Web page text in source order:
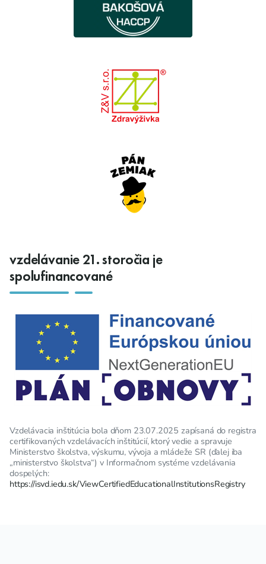
vzdelávanie 21. storočia je
spolufinancované
Vzdelávacia inštitúcia bola dňom 23.07.2025 zapísaná do registra
certifikovaných vzdelávacích inštitúcií, ktorý vedie a spravuje
Ministerstvo školstva, výskumu, vývoja a mládeže SR (ďalej iba
„ministerstvo školstva“) v Informačnom systéme vzdelávania
dospelých:
https://isvd.iedu.sk/ViewCertifiedEducationalInstitutionsRegistry